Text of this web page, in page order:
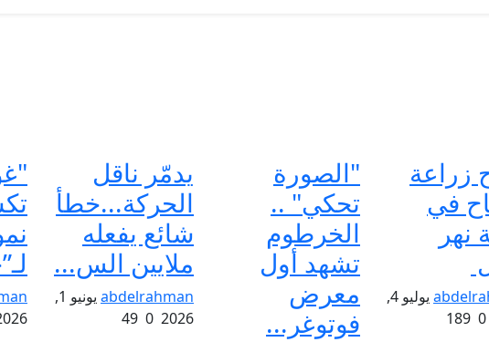
زراعة
في
نهر
يوليو 4,
"الصورة
تحكي" ..
الخرطوم
تشهد أول
معرض
فوتوغر...
يدمّر ناقل
الحركة...خطأ
شائع يفعله
ملايين الس...
abdelrahman
يونيو 1,
2026